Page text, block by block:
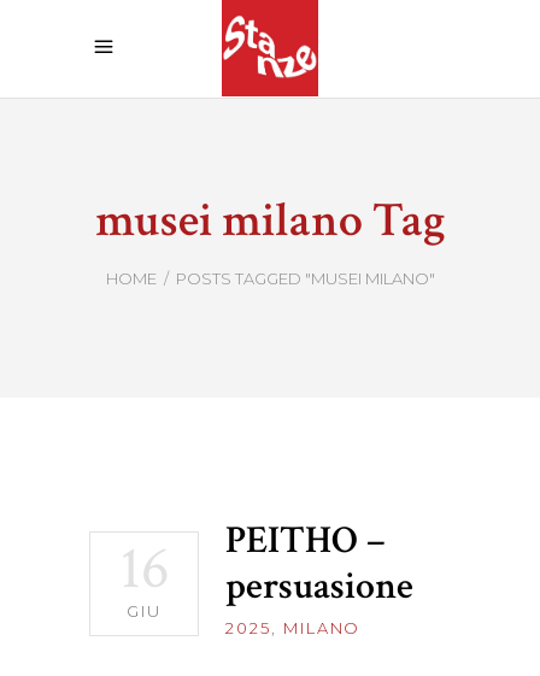
musei milano Tag
HOME / POSTS TAGGED "MUSEI MILANO"
16
GIU
PEITHO –
persuasione
2025 MILANO